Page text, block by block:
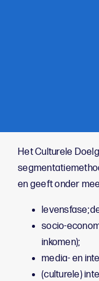
Het Culturele
en geeft onder
levensfase;
socio-
inkomen);
media- en
(culturele)